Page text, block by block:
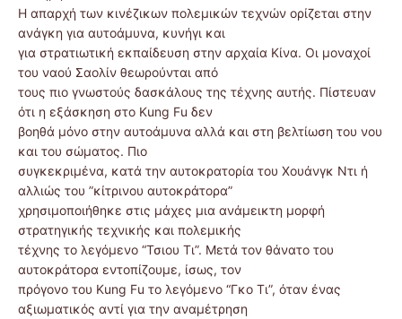
Η απαρχή των κινέζικων πολεμικών τεχνών ορίζεται στην
ανάγκη για αυτοάμυνα, κυνήγι και
για στρατιωτική εκπαίδευση στην αρχαία Κίνα. Οι μοναχοί
του ναού Σαολίν θεωρούνται από
τους πιο γνωστούς δασκάλους της τέχνης αυτής. Πίστευαν
ότι η εξάσκηση στο Kung Fu δεν
βοηθά μόνο στην αυτοάμυνα αλλά και στη βελτίωση του νου
και του σώματος. Πιο
συγκεκριμένα, κατά την αυτοκρατορία του Χουάνγκ Ντι ή
αλλιώς του ”κίτρινου αυτοκράτορα”
χρησιμοποιήθηκε στις μάχες μια ανάμεικτη μορφή
στρατηγικής τεχνικής και πολεμικής
τέχνης το λεγόμενο “Τσιου Τι”. Μετά τον θάνατο του
αυτοκράτορα εντοπίζουμε, ίσως, τον
πρόγονο του Kung Fu το λεγόμενο “Γκο Τι”, όταν ένας
αξιωματικός αντί για την αναμέτρηση